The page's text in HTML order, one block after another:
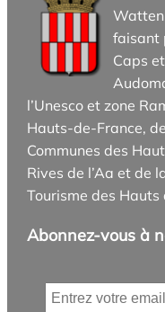
Watten
faisant
Caps
l’Unesco et zone
Hauts-de-France,
Communes des
Rives de l’Aa et de
Tourisme des Hauts
Abonnez-vous à